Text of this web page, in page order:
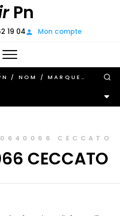
Pn
19 04 Mon compte
CECCATO
CECCATO